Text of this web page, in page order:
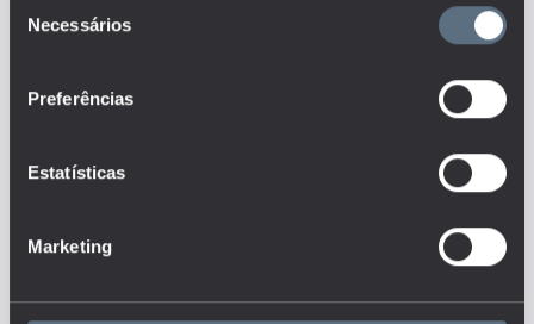
Necessários
Preferências
Estatísticas
Marketing
crianças dependentes.
em conta a dimensão e a
conjunto que responde às